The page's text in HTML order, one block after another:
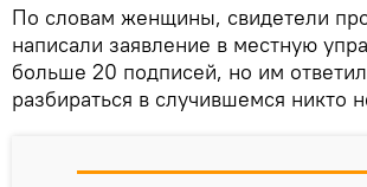
По словам женщины, свидетели
написали заявление в местную
больше 20 подписей, но им
разбираться в случившемся никто